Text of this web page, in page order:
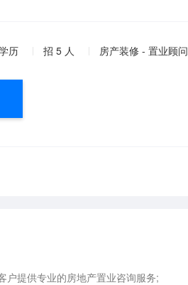
历 招 5 人 房产装修 - 置业顾问
户提供专业的房地产置业咨询服务;